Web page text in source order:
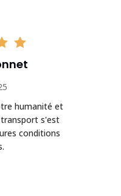
humanité et
s'est
conditions